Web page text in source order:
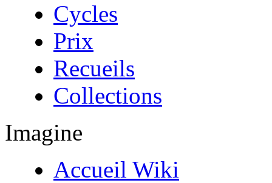
Cycles
Prix
Recueils
Collections
Imagine
Accueil Wiki